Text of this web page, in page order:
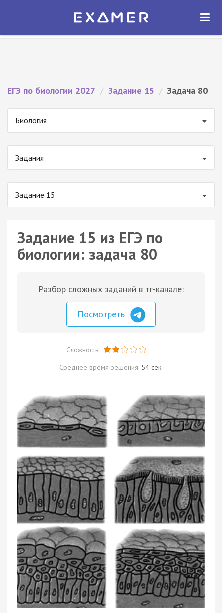
Экзамер — ЕГЭ 2027
ОТКРЫТЬ
ЕГЭ по биологии 2027 / Задание 15 / Задача 80
Биология
Задания
Задание 15
Задание 15 из ЕГЭ по
биологии: задача 80
Разбор сложных заданий в тг-канале:
Посмотреть
Сложность:
Среднее время решения: 54 сек.